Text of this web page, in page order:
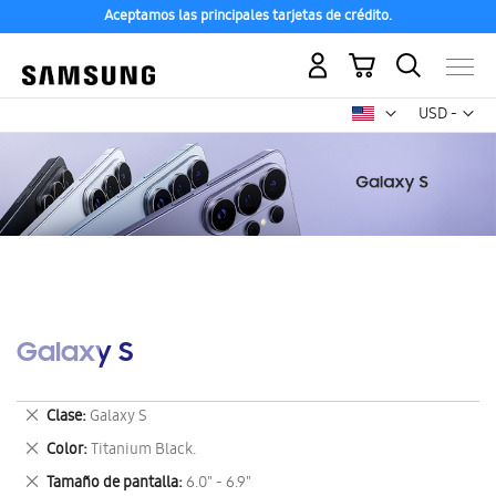
Aceptamos las principales tarjetas de crédito.
USD -
dólar
Mi carrito
Galaxy S
Clase Galaxy S
Eliminar
este
artículo
Color Titanium Black.
Eliminar
este
Tamaño de pantalla 6.0" - 6.9"
Eliminar